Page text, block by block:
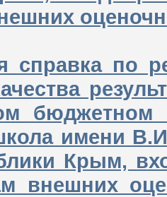
справка по
бюджетном
имени
Крым,
внешних